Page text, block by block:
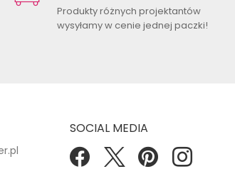
Produkty różnych projektantów
wysyłamy w cenie jednej paczki!
SOCIAL MEDIA